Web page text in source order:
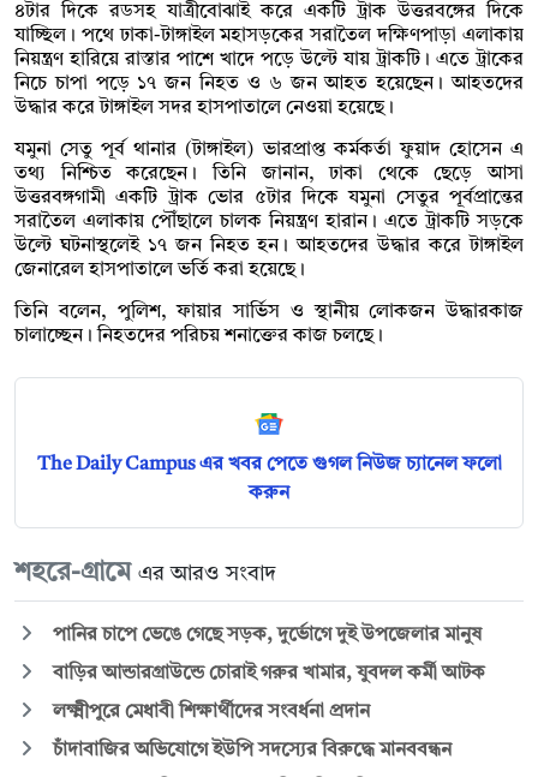
৪টার দিকে রডসহ যাত্রীবোঝাই করে একটি ট্রাক উত্তরবঙ্গের দিকে
যাচ্ছিল। পথে ঢাকা-টাঙ্গাইল মহাসড়কের সরাতৈল দক্ষিণপাড়া এলাকায়
নিয়ন্ত্রণ হারিয়ে রাস্তার পাশে খাদে পড়ে উল্টে যায় ট্রাকটি। এতে ট্রাকের
নিচে চাপা পড়ে ১৭ জন নিহত ও ৬ জন আহত হয়েছেন। আহতদের
উদ্ধার করে টাঙ্গাইল সদর হাসপাতালে নেওয়া হয়েছে।
যমুনা সেতু পূর্ব থানার (টাঙ্গাইল) ভারপ্রাপ্ত কর্মকর্তা ফুয়াদ হোসেন এ
তথ্য নিশ্চিত করেছেন। তিনি জানান, ঢাকা থেকে ছেড়ে আসা
উত্তরবঙ্গগামী একটি ট্রাক ভোর ৫টার দিকে যমুনা সেতুর পূর্বপ্রান্তের
সরাতৈল এলাকায় পৌঁছালে চালক নিয়ন্ত্রণ হারান। এতে ট্রাকটি সড়কে
উল্টে ঘটনাস্থলেই ১৭ জন নিহত হন। আহতদের উদ্ধার করে টাঙ্গাইল
জেনারেল হাসপাতালে ভর্তি করা হয়েছে।
তিনি বলেন, পুলিশ, ফায়ার সার্ভিস ও স্থানীয় লোকজন উদ্ধারকাজ
চালাচ্ছেন। নিহতদের পরিচয় শনাক্তের কাজ চলছে।
The Daily Campus এর খবর পেতে গুগল নিউজ চ্যানেল ফলো
করুন
শহরে-গ্রামে এর আরও সংবাদ
পানির চাপে ভেঙে গেছে সড়ক, দুর্ভোগে দুই উপজেলার মানুষ
বাড়ির আন্ডারগ্রাউন্ডে চোরাই গরুর খামার, যুবদল কর্মী আটক
লক্ষ্মীপুরে মেধাবী শিক্ষার্থীদের সংবর্ধনা প্রদান
চাঁদাবাজির অভিযোগে ইউপি সদস্যের বিরুদ্ধে মানববন্ধন